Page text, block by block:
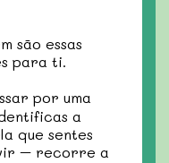
são essas
para ti.
por uma
a
que sentes
– recorre a